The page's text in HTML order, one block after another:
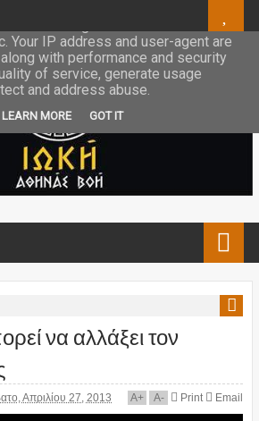
να αλλάξει τον
Απριλίου 27, 2013 A+ A- Print Email
from Google to deliver its services
Your IP address and user-agent are
with performance and security
of service, generate usage
and address abuse.
LEARN MORE GOT IT